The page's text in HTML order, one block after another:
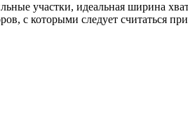
участки, идеальная ширина
с которыми следует считаться